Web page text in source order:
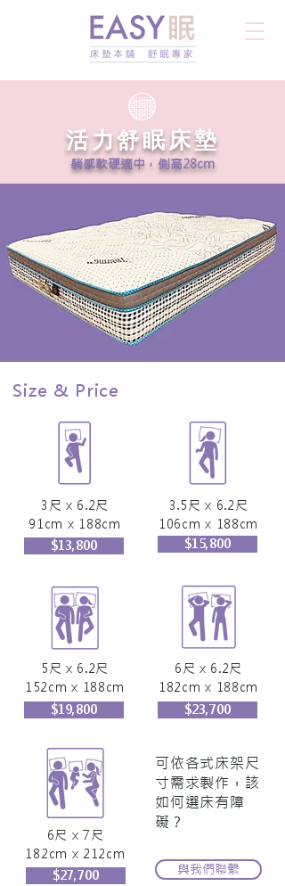
活力舒眠床墊
躺感軟硬適中，側高28cm
Size & Price
3尺 x 6.2尺
91cm x 188cm
$13,800
3.5尺 x 6.2尺
106cm x 188cm
$15,800
5尺 x 6.2尺
152cm x 188cm
$19,800
6尺 x 6.2尺
182cm x 188cm
$23,700
6尺 x 7尺
182cm x 212cm
$27,700
可依各式床架尺
寸需求製作，該
如何選床有障
礙？
與我們聯繫